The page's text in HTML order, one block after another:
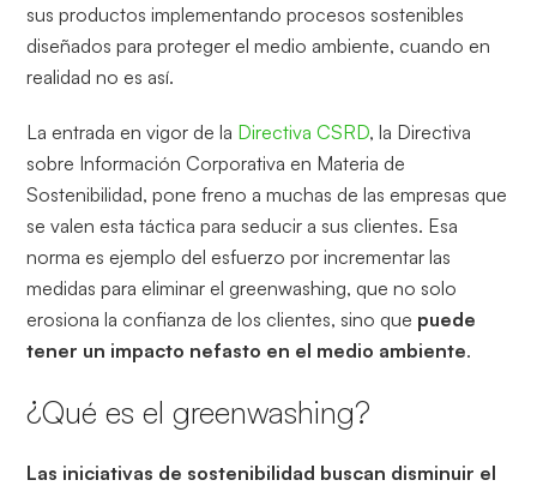
sus productos implementando procesos sostenibles
diseñados para proteger el medio ambiente, cuando en
realidad no es así.
La entrada en vigor de la Directiva CSRD, la Directiva
sobre Información Corporativa en Materia de
Sostenibilidad, pone freno a muchas de las empresas que
se valen esta táctica para seducir a sus clientes. Esa
norma es ejemplo del esfuerzo por incrementar las
medidas para eliminar el greenwashing, que no solo
erosiona la confianza de los clientes, sino que puede
tener un impacto nefasto en el medio ambiente.
¿Qué es el greenwashing?
Las iniciativas de sostenibilidad buscan disminuir el